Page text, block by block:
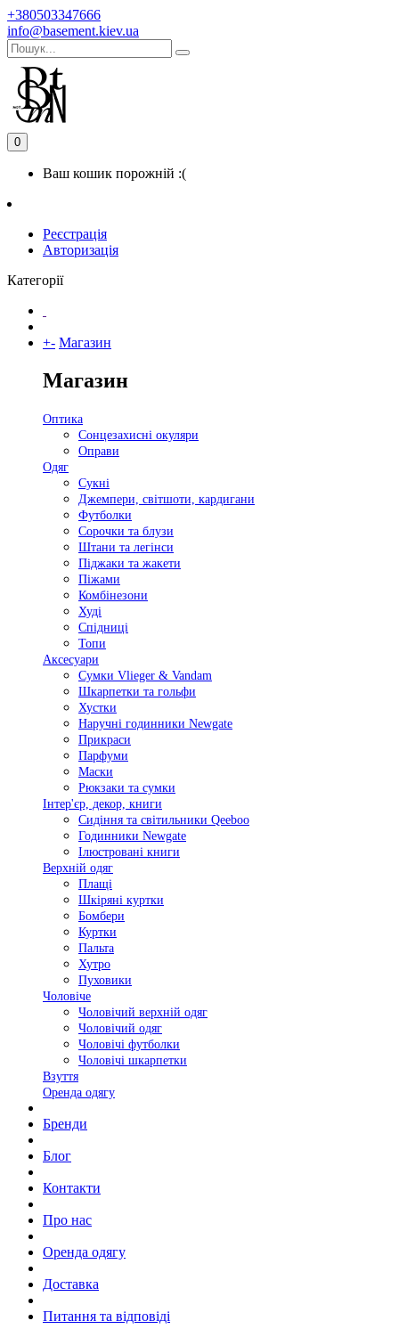
+380503347666
info@basement.kiev.ua
0
Ваш кошик порожній :(
Реєстрація
Авторизація
Категорії
+- Магазин
Магазин
Оптика
Сонцезахисні окуляри
Оправи
Одяг
Сукні
Джемпери, світшоти, кардигани
Футболки
Сорочки та блузи
Штани та легінси
Піджаки та жакети
Піжами
Комбінезони
Худі
Спідниці
Топи
Аксесуари
Сумки Vlieger & Vandam
Шкарпетки та гольфи
Хустки
Наручні годинники Newgate
Прикраси
Парфуми
Маски
Рюкзаки та сумки
Інтер'єр, декор, книги
Сидіння та світильники Qeeboo
Годинники Newgate
Ілюстровані книги
Верхній одяг
Плащі
Шкіряні куртки
Бомбери
Куртки
Пальта
Хутро
Пуховики
Чоловіче
Чоловічий верхній одяг
Чоловічий одяг
Чоловічі футболки
Чоловічі шкарпетки
Взуття
Оренда одягу
Бренди
Блог
Контакти
Про нас
Оренда одягу
Доставка
Питання та відповіді